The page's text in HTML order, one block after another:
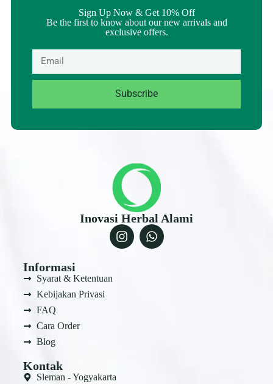
Sign Up Now & Get 10% Off
Be the first to know about our new arrivals and
exclusive offers.
Subscribe
Inovasi Herbal Alami
Informasi
Syarat & Ketentuan
Kebijakan Privasi
FAQ
Cara Order
Blog
Kontak
Sleman - Yogyakarta